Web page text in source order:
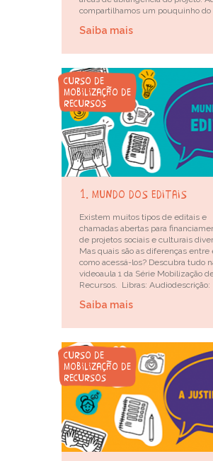
compartilhamos um pouquinho do
Saiba mais
curso de
mobilização de
recursos
1. mundo dos editais
Existem muitos tipos de editais e
chamadas abertas para
de projetos sociais e culturais
Mas quais são as diferenças entre
como acessá-los? Descubra tudo
videoaula 1 da Série Mobilização
Recursos. Libras: Audiodescrição:
Saiba mais
curso de
mobilização de
recursos